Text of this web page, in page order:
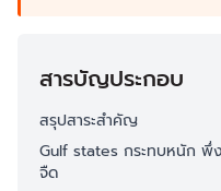
สารบัญประกอบ
สรุปสาระสำคัญ
Gulf states กระทบหนัก พึ่ง
จืด